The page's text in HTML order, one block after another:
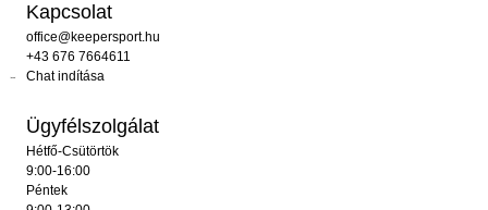
Kapcsolat
office@keepersport.hu
+43 676 7664611
Chat indítása
Ügyfélszolgálat
Hétfő-Csütörtök
9:00-16:00
Péntek